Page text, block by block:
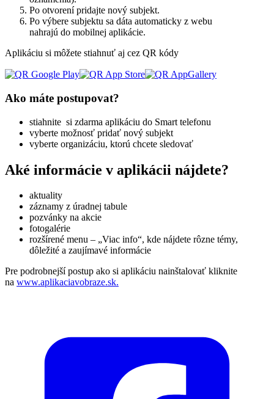
Po otvorení pridajte nový subjekt.
Po výbere subjektu sa dáta automaticky z webu
nahrajú do mobilnej aplikácie.
Aplikáciu si môžete stiahnuť aj cez QR kódy
Ako máte postupovat?
stiahnite si zdarma aplikáciu do Smart telefonu
vyberte možnosť pridať nový subjekt
vyberte organizáciu, ktorú chcete sledovať
Aké informácie v aplikácii nájdete?
aktuality
záznamy z úradnej tabule
pozvánky na akcie
fotogalérie
rozšírené menu – „Viac info“, kde nájdete rôzne témy,
dôležité a zaujímavé informácie
Pre podrobnejší postup ako si aplikáciu nainštalovať kliknite
na www.aplikaciavobraze.sk.